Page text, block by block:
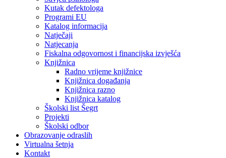
Kutak defektologa
Programi EU
Katalog informacija
Natječaji
Natjecanja
Fiskalna odgovornost i financijska izvješća
Knjižnica
Radno vrijeme knjižnice
Knjižnica događanja
Knjižnica razno
Knjižnica katalog
Školski list Šegrt
Projekti
Školski odbor
Obrazovanje odraslih
Virtualna šetnja
Kontakt